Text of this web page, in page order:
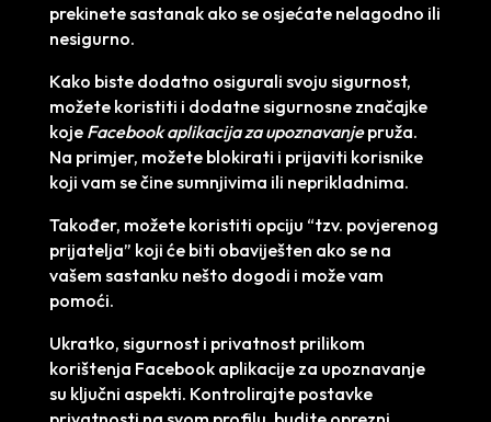
prekinete sastanak ako se osjećate nelagodno ili
nesigurno.
Kako biste dodatno osigurali svoju sigurnost,
možete koristiti i dodatne sigurnosne značajke
koje Facebook aplikacija za upoznavanjepruža.
Na primjer, možete blokirati i prijaviti korisnike
koji vam se čine sumnjivima ili neprikladnima.
Također, možete koristiti opciju “tzv. povjerenog
prijatelja” koji će biti obaviješten ako se na
vašem sastanku nešto dogodi i može vam
pomoći.
Ukratko, sigurnost i privatnost prilikom
korištenja Facebook aplikacije za upoznavanje
su ključni aspekti. Kontrolirajte postavke